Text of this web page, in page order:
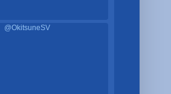
@OkitsuneSV